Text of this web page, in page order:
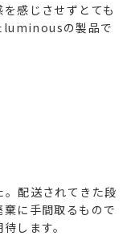
感じさせずとても
luminousの製品で
配送されてきた段
に手間取るもので
します。